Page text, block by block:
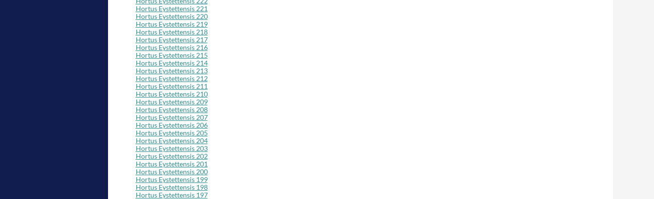
Hortus Eystettensis 221
Hortus Eystettensis 220
Hortus Eystettensis 219
Hortus Eystettensis 218
Hortus Eystettensis 217
Hortus Eystettensis 216
Hortus Eystettensis 215
Hortus Eystettensis 214
Hortus Eystettensis 213
Hortus Eystettensis 212
Hortus Eystettensis 211
Hortus Eystettensis 210
Hortus Eystettensis 209
Hortus Eystettensis 208
Hortus Eystettensis 207
Hortus Eystettensis 206
Hortus Eystettensis 205
Hortus Eystettensis 204
Hortus Eystettensis 203
Hortus Eystettensis 202
Hortus Eystettensis 201
Hortus Eystettensis 200
Hortus Eystettensis 199
Hortus Eystettensis 198
Hortus Eystettensis 197